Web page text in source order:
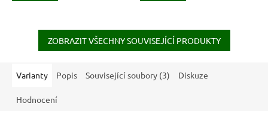
ZOBRAZIT VŠECHNY SOUVISEJÍCÍ PRODUKTY
Varianty Popis Související soubory (3) Diskuze
Hodnocení